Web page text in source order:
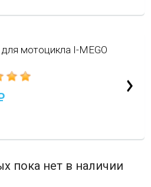
мотоцикла I-MEGO
пока нет в наличии